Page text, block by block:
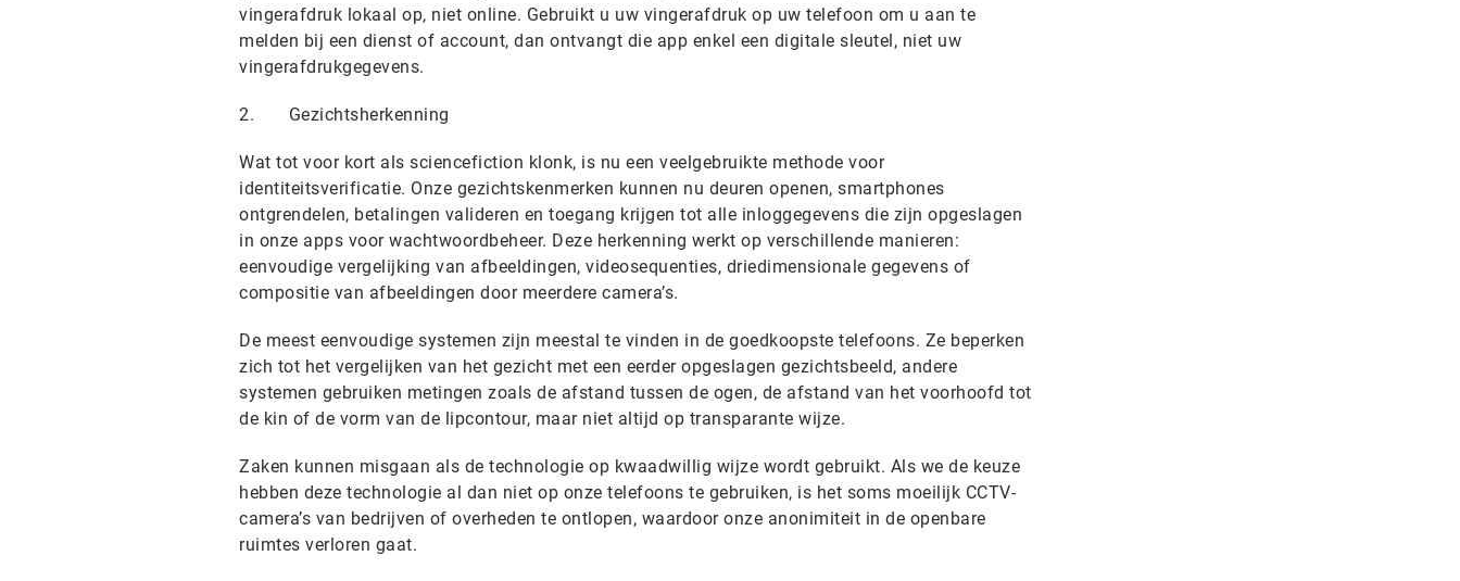
vingerafdruk lokaal op, niet online. Gebruikt u uw vingerafdruk op uw telefoon om u aan te
melden bij een dienst of account, dan ontvangt die app enkel een digitale sleutel, niet uw
vingerafdrukgegevens.
2. Gezichtsherkenning
Wat tot voor kort als sciencefiction klonk, is nu een veelgebruikte methode voor
identiteitsverificatie. Onze gezichtskenmerken kunnen nu deuren openen, smartphones
ontgrendelen, betalingen valideren en toegang krijgen tot alle inloggegevens die zijn opgeslagen
in onze apps voor wachtwoordbeheer. Deze herkenning werkt op verschillende manieren:
eenvoudige vergelijking van afbeeldingen, videosequenties, driedimensionale gegevens of
compositie van afbeeldingen door meerdere camera’s.
De meest eenvoudige systemen zijn meestal te vinden in de goedkoopste telefoons. Ze beperken
zich tot het vergelijken van het gezicht met een eerder opgeslagen gezichtsbeeld, andere
systemen gebruiken metingen zoals de afstand tussen de ogen, de afstand van het voorhoofd tot
de kin of de vorm van de lipcontour, maar niet altijd op transparante wijze.
Zaken kunnen misgaan als de technologie op kwaadwillig wijze wordt gebruikt. Als we de keuze
hebben deze technologie al dan niet op onze telefoons te gebruiken, is het soms moeilijk CCTV-
camera’s van bedrijven of overheden te ontlopen, waardoor onze anonimiteit in de openbare
ruimtes verloren gaat.